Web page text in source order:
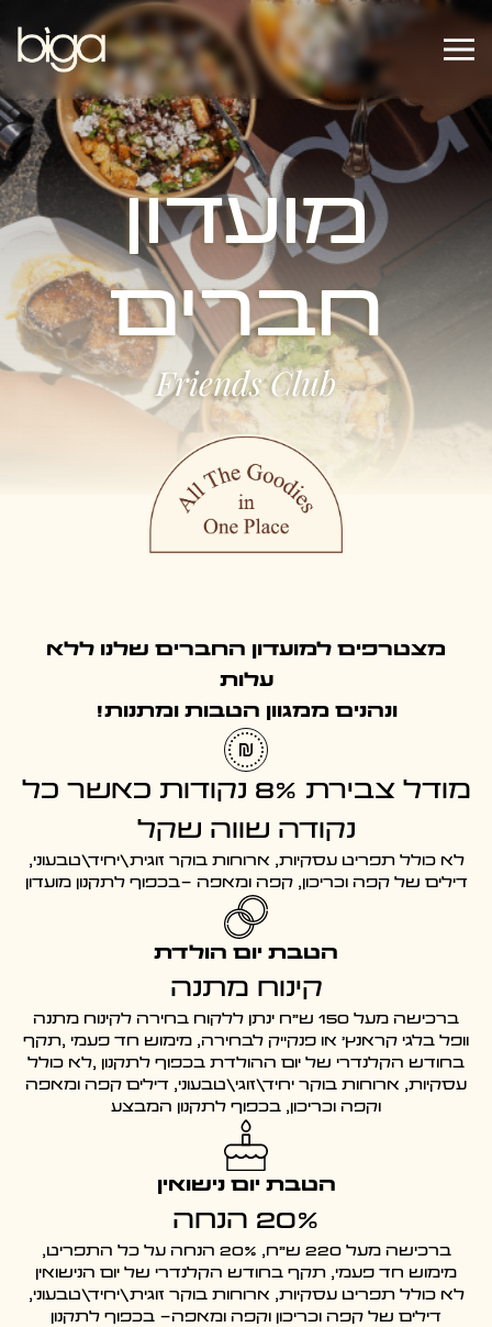
מעבר לתוכן מרכזי
מועדון
חברים
Friends Club
מצטרפים למועדון החברים שלנו ללא
עלות
ונהנים ממגוון הטבות ומתנות!
מודל צבירת 8% נקודות כאשר כל
נקודה שווה שקל
לא כולל תפריט עסקיות, ארוחות בוקר זוגית\יחיד\טבעוני,
דילים של קפה וכריכון, קפה ומאפה -בכפוף לתקנון מועדון
הטבת יום הולדת
קינוח מתנה
ברכישה מעל 150 ש"ח ינתן ללקוח בחירה לקינוח מתנה
וופל בלגי קראנץ' או פנקייק לבחירה, מימוש חד פעמי ,תקף
בחודש הקלנדרי של יום ההולדת בכפוף לתקנון ,לא כולל
עסקיות, ארוחות בוקר יחיד\זוגי\טבעוני, דילים קפה ומאפה
וקפה וכריכון, בכפוף לתקנון המבצע
הטבת יום נישואין
20% הנחה
ברכישה מעל 220 ש"ח, 20% הנחה על כל התפריט,
מימוש חד פעמי, תקף בחודש הקלנדרי של יום הנישואין
לא כולל תפריט עסקיות, ארוחות בוקר זוגית\יחיד\טבעוני,
דילים של קפה וכריכון וקפה ומאפה- בכפוף לתקנון